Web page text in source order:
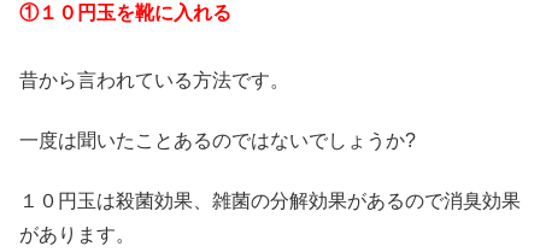
①１０円玉を靴に入れる
昔から言われている方法です。
一度は聞いたことあるのではないでしょうか?
１０円玉は殺菌効果、雑菌の分解効果があるので消臭効果
があります。